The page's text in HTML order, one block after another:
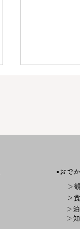
【終了し
塩川しじ
▪️おで
＞
＞
＞
＞